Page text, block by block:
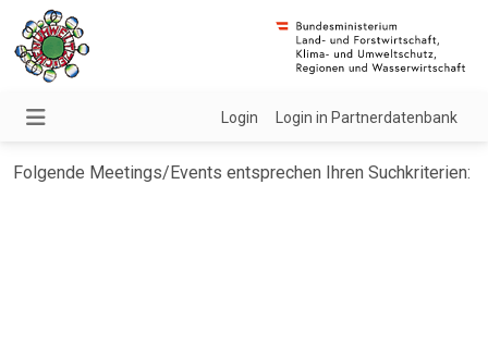
Login Login in Partnerdatenbank
Folgende Meetings/Events entsprechen Ihren Suchkriterien: